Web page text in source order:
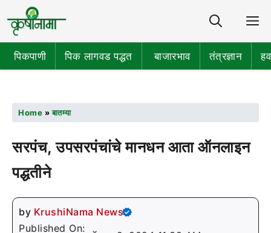
पिकपाणी पिक लागवड पद्धत बाजारभाव तंत्रज्ञान
Home »बातम्या
सरपंच, उपसरपंचांचे मानधन आता ऑनलाइन
पद्धतीने
by KrushiNama News
Published On: